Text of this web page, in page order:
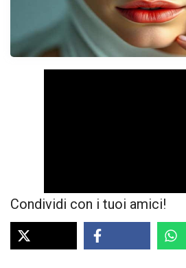
Condividi con i tuoi amici!